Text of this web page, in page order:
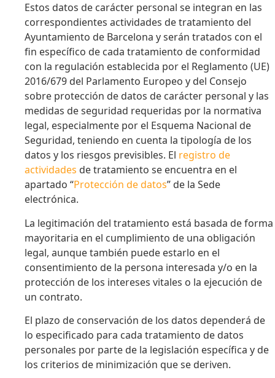
Estos datos de carácter personal se integran en las
correspondientes actividades de tratamiento del
Ayuntamiento de Barcelona y serán tratados con el
fin específico de cada tratamiento de conformidad
con la regulación establecida por el Reglamento (UE)
2016/679 del Parlamento Europeo y del Consejo
sobre protección de datos de carácter personal y las
medidas de seguridad requeridas por la normativa
legal, especialmente por el Esquema Nacional de
Seguridad, teniendo en cuenta la tipología de los
datos y los riesgos previsibles. El registro de
actividades de tratamiento se encuentra en el
apartado “Protección de datos” de la Sede
electrónica.
La legitimación del tratamiento está basada de forma
mayoritaria en el cumplimiento de una obligación
legal, aunque también puede estarlo en el
consentimiento de la persona interesada y/o en la
protección de los intereses vitales o la ejecución de
un contrato.
El plazo de conservación de los datos dependerá de
lo especificado para cada tratamiento de datos
personales por parte de la legislación específica y de
los criterios de minimización que se deriven.